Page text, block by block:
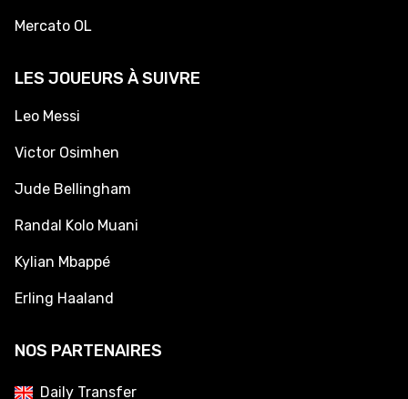
Mercato OL
LES JOUEURS À SUIVRE
Leo Messi
Victor Osimhen
Jude Bellingham
Randal Kolo Muani
Kylian Mbappé
Erling Haaland
NOS PARTENAIRES
Daily Transfer